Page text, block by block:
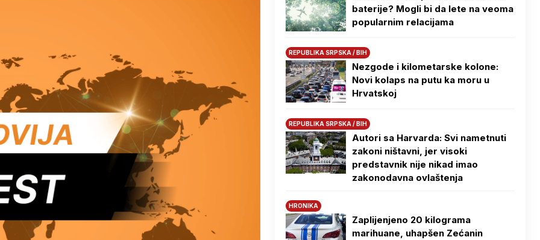
baterije? Mogli bi da lete na veoma
popularnim relacijama
REPUBLIKA SRPSKA / BIH
Nezgode i kilometarske kolone:
Novi kolaps na putu ka moru u
Hrvatskoj
REPUBLIKA SRPSKA / BIH
Autori sa Harvarda: Svi nametnuti
zakoni ništavni, jer visoki
predstavnik nije nikad imao
zakonodavna ovlaštenja
HRONIKA
Zaplijenjeno 20 kilograma
marihuane, uhapšen Zećanin